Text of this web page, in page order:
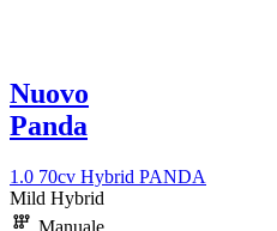
Nuovo
Panda
1.0 70cv Hybrid PANDA
Mild Hybrid
Manuale